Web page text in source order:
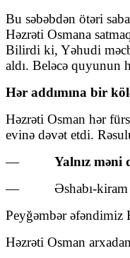
Bu səbəbdən ötəri
Həzrəti Osmana
Bilirdi ki, Yəhudi
aldı. Beləcə quyunun
Hər addımına bir
Həzrəti Osman hər
evinə dəvət etdi.
— Yalnız məni
— Əshabı-kiram
Peyğəmbər əfəndimiz
Həzrəti Osman